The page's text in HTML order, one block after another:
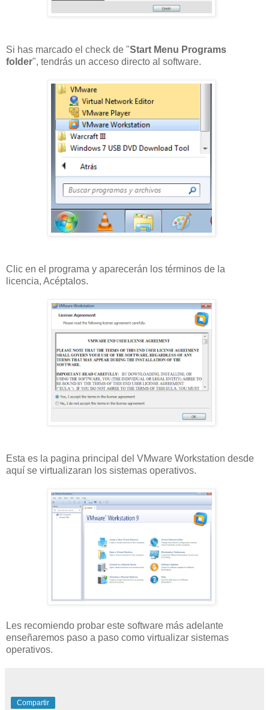
Si has marcado el check de "Start Menu Programs
folder", tendrás un acceso directo al software.
Clic en el programa y aparecerán los términos de la
licencia, Acéptalos.
Esta es la pagina principal del VMware Workstation desde
aquí se virtualizaran los sistemas operativos.
Les recomiendo probar este software más adelante
enseñaremos paso a paso como virtualizar sistemas
operativos.
Compartir